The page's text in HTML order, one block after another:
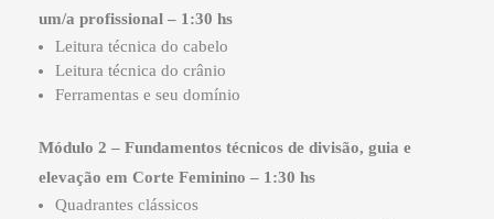
um/a profissional – 1:30 hs
Leitura técnica do cabelo
Leitura técnica do crânio
Ferramentas e seu domínio
Módulo 2 – Fundamentos técnicos de divisão, guia e
elevação em Corte Feminino – 1:30 hs
Quadrantes clássicos